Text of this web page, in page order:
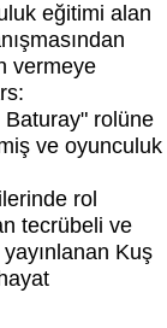
eğitimi alan
vermeye
rolüne
ve oyunculuk
rol
tecrübeli ve
Kuş